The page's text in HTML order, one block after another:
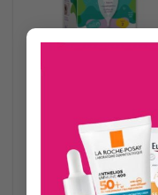
MENSTRUAL TALLE 2
$23.913,36
AÑADIR AL CARRITO